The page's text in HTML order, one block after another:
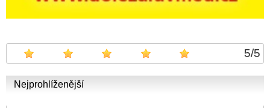
5/5
Nejprohlíženější